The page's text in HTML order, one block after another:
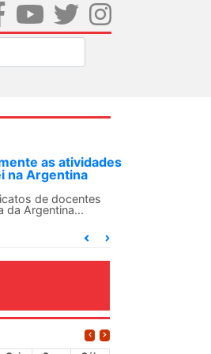
para Dia de
com Cuba em
sindicais e o